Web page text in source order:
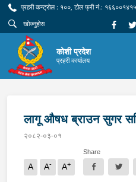
प्रहरी कन्ट्रोल : १००, टोल फ्री नं.:
कोशी प्रदेश
प्रहरी कार्यालय
लागू औषध ब्राउन सुगर
२०८२-०३-०१
A A- A+
Share